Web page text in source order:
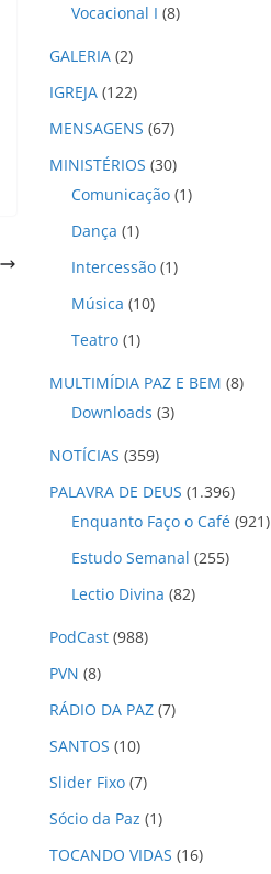
Vocacional I (8)
GALERIA (2)
IGREJA (122)
MENSAGENS (67)
MINISTÉRIOS (30)
Comunicação (1)
Dança (1)
Intercessão (1)
Música (10)
Teatro (1)
MULTIMÍDIA PAZ E BEM (8)
Downloads (3)
NOTÍCIAS (359)
PALAVRA DE DEUS (1.396)
Enquanto Faço o Café (921)
Estudo Semanal (255)
Lectio Divina (82)
PodCast (988)
PVN (8)
RÁDIO DA PAZ (7)
SANTOS (10)
Slider Fixo (7)
Sócio da Paz (1)
TOCANDO VIDAS (16)